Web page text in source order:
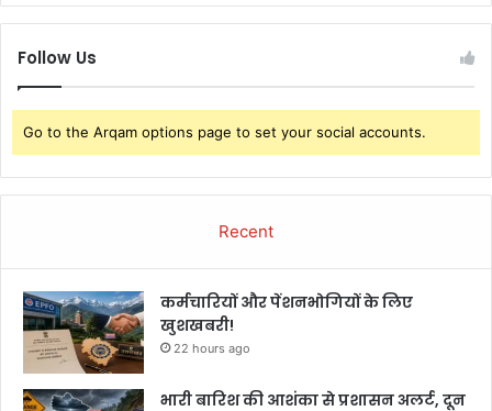
Follow Us
Go to the Arqam options page to set your social accounts.
Recent
कर्मचारियों और पेंशनभोगियों के लिए
खुशखबरी!
22 hours ago
भारी बारिश की आशंका से प्रशासन अलर्ट, दून